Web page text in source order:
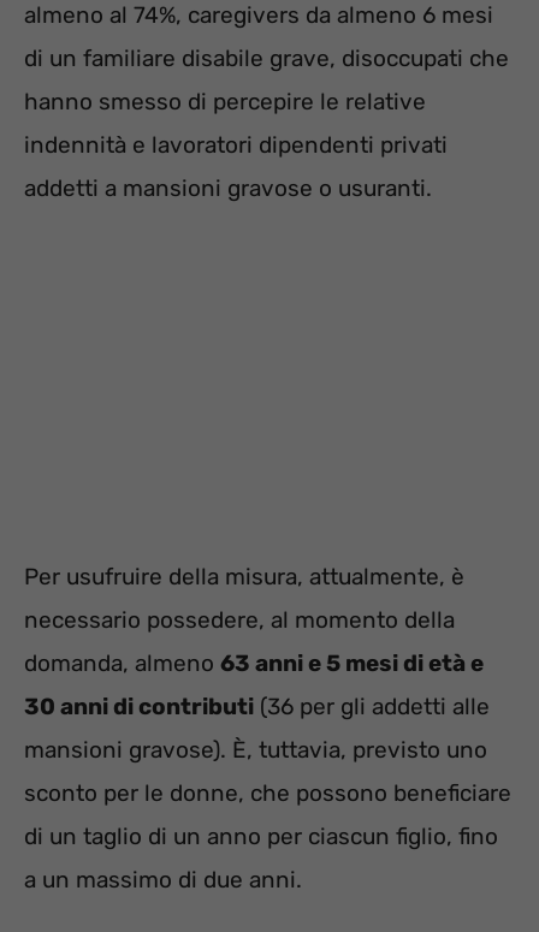
almeno al 74%, caregivers da almeno 6 mesi
di un familiare disabile grave, disoccupati che
hanno smesso di percepire le relative
indennità e lavoratori dipendenti privati
addetti a mansioni gravose o usuranti.
Per usufruire della misura, attualmente, è
necessario possedere, al momento della
domanda, almeno 63 anni e 5 mesi di età e
30 anni di contributi (36 per gli addetti alle
mansioni gravose). È, tuttavia, previsto uno
sconto per le donne, che possono beneficiare
di un taglio di un anno per ciascun figlio, fino
a un massimo di due anni.